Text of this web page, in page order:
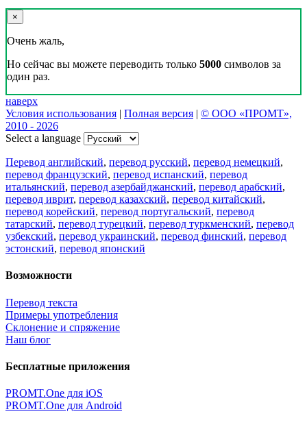
×
Очень жаль,
Но сейчас вы можете переводить только 5000 символов за
один раз.
наверх
Условия использования | Полная версия | © ООО «ПРОМТ»,
2010 - 2026
Select a language
Перевод английский, перевод русский, перевод немецкий,
перевод французский, перевод испанский, перевод
итальянский, перевод азербайджанский, перевод арабский,
перевод иврит, перевод казахский, перевод китайский,
перевод корейский, перевод португальский, перевод
татарский, перевод турецкий, перевод туркменский, перевод
узбекский, перевод украинский, перевод финский, перевод
эстонский, перевод японский
Возможности
Перевод текста
Примеры употребления
Склонение и спряжение
Наш блог
Бесплатные приложения
PROMT.One для iOS
PROMT.One для Android